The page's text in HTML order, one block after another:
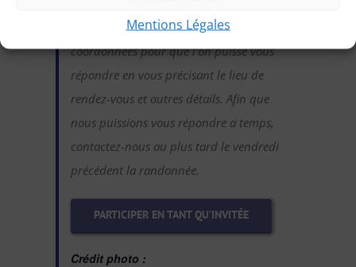
Mentions Légales
indiquez-nous votre choix en laissant vos
coordonnées pour que l’on puisse vous
répondre en vous précisant le lieu de
rendez-vous et autres détails. Afin que
nous puissions vous répondre a temps,
contactez-nous au plus tard le vendredi
précédent la randonnée.
PARTICIPER EN TANT QU’INVITÉE
Crédit photo :